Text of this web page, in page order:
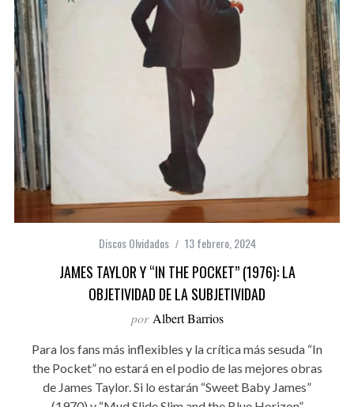
Discos Olvidados 13 febrero, 2024
JAMES TAYLOR Y “IN THE POCKET” (1976): LA
OBJETIVIDAD DE LA SUBJETIVIDAD
por Albert Barrios
Para los fans más inflexibles y la crítica más sesuda “In
the Pocket” no estará en el podio de las mejores obras
de James Taylor. Si lo estarán “Sweet Baby James”